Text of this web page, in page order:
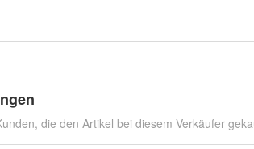
die den Artikel bei diesem Verkäufer